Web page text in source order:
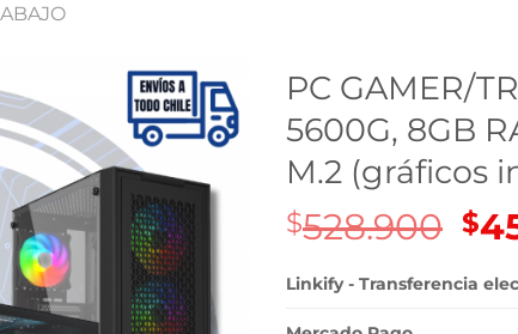
PC GAMER/
5600G, 8GB
M.2 (gráficos
$528.900 El
$
Linkify - Transferencia